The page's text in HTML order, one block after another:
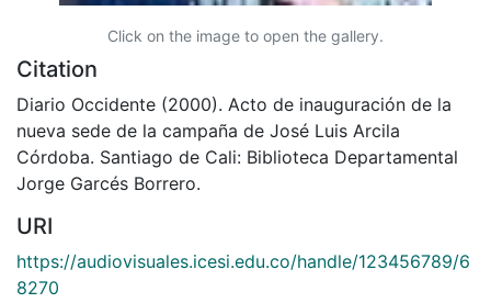
Click on the image to open the gallery.
Citation
Diario Occidente (2000). Acto de inauguración de la
nueva sede de la campaña de José Luis Arcila
Córdoba. Santiago de Cali: Biblioteca Departamental
Jorge Garcés Borrero.
URI
https://audiovisuales.icesi.edu.co/handle/123456789/6
8270